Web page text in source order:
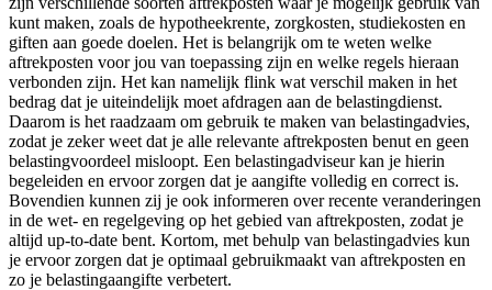
kunt maken, zoals de hypotheekrente, zorgkosten, studiekosten en
giften aan goede doelen. Het is belangrijk om te weten welke
aftrekposten voor jou van toepassing zijn en welke regels hieraan
verbonden zijn. Het kan namelijk flink wat verschil maken in het
bedrag dat je uiteindelijk moet afdragen aan de belastingdienst.
Daarom is het raadzaam om gebruik te maken van belastingadvies,
zodat je zeker weet dat je alle relevante aftrekposten benut en geen
belastingvoordeel misloopt. Een belastingadviseur kan je hierin
begeleiden en ervoor zorgen dat je aangifte volledig en correct is.
Bovendien kunnen zij je ook informeren over recente veranderingen
in de wet- en regelgeving op het gebied van aftrekposten, zodat je
altijd up-to-date bent. Kortom, met behulp van belastingadvies kun
je ervoor zorgen dat je optimaal gebruikmaakt van aftrekposten en
zo je belastingaangifte verbetert.